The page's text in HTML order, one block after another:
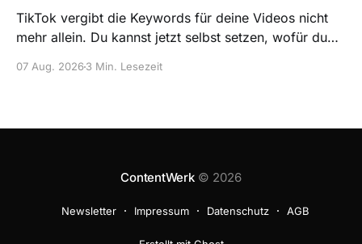
TikTok vergibt die Keywords für deine Videos nicht
mehr allein. Du kannst jetzt selbst setzen, wofür du
07 Aug. 20263 Min. Lesezeit
ContentWerk© 2026
Newsletter Impressum Datenschutz AGB